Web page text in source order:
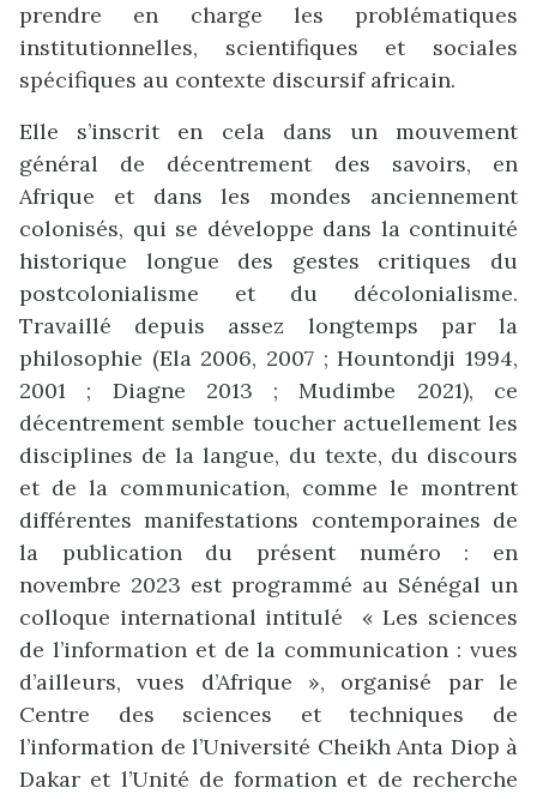
prendre en charge les problématiques
institutionnelles, scientifiques et sociales
spécifiques au contexte discursif africain.
Elle s’inscrit en cela dans un mouvement
général de décentrement des savoirs, en
Afrique et dans les mondes anciennement
colonisés, qui se développe dans la continuité
historique longue des gestes critiques du
postcolonialisme et du décolonialisme.
Travaillé depuis assez longtemps par la
philosophie (Ela 2006, 2007 ; Hountondji 1994,
2001 ; Diagne 2013 ; Mudimbe 2021), ce
décentrement semble toucher actuellement les
disciplines de la langue, du texte, du discours
et de la communication, comme le montrent
différentes manifestations contemporaines de
la publication du présent numéro : en
novembre 2023 est programmé au Sénégal un
colloque international intitulé « Les sciences
de l’information et de la communication : vues
d’ailleurs, vues d’Afrique », organisé par le
Centre des sciences et techniques de
l’information de l’Université Cheikh Anta Diop à
Dakar et l’Unité de formation et de recherche